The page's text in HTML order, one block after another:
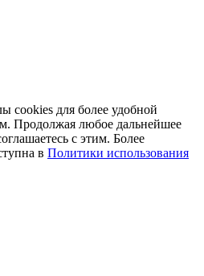
cookies для более удобной
Продолжая любое дальнейшее
с этим. Более
в Политики использования